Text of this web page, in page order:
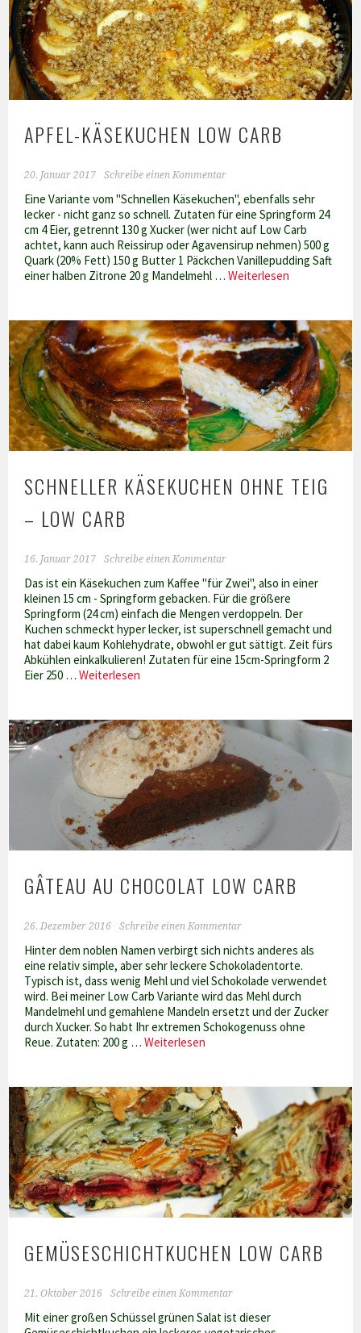
APFEL-KÄSEKUCHEN LOW CARB
20. Januar 2017 Schreibe einen Kommentar
Eine Variante vom "Schnellen Käsekuchen", ebenfalls sehr
lecker - nicht ganz so schnell. Zutaten für eine Springform 24
cm 4 Eier, getrennt 130 g Xucker (wer nicht auf Low Carb
achtet, kann auch Reissirup oder Agavensirup nehmen) 500 g
Quark (20% Fett) 150 g Butter 1 Päckchen Vanillepudding Saft
einer halben Zitrone 20 g Mandelmehl …Weiterlesen
Carb
SCHNELLER KÄSEKUCHEN OHNE TEIG
– LOW CARB
16. Januar 2017 Schreibe einen Kommentar
Das ist ein Käsekuchen zum Kaffee "für Zwei", also in einer
kleinen 15 cm - Springform gebacken. Für die größere
Springform (24 cm) einfach die Mengen verdoppeln. Der
Kuchen schmeckt hyper lecker, ist superschnell gemacht und
hat dabei kaum Kohlehydrate, obwohl er gut sättigt. Zeit fürs
Abkühlen einkalkulieren! Zutaten für eine 15cm-Springform 2
Eier 250 …Weiterlesen
Teig
–
Low
Carb
GÂTEAU AU CHOCOLAT LOW CARB
26. Dezember 2016 Schreibe einen Kommentar
Hinter dem noblen Namen verbirgt sich nichts anderes als
eine relativ simple, aber sehr leckere Schokoladentorte.
Typisch ist, dass wenig Mehl und viel Schokolade verwendet
wird. Bei meiner Low Carb Variante wird das Mehl durch
Mandelmehl und gemahlene Mandeln ersetzt und der Zucker
durch Xucker. So habt Ihr extremen Schokogenuss ohne
Reue. Zutaten: 200 g …Weiterlesen
Low
Carb
GEMÜSESCHICHTKUCHEN LOW CARB
21. Oktober 2016 Schreibe einen Kommentar
Mit einer großen Schüssel grünen Salat ist dieser